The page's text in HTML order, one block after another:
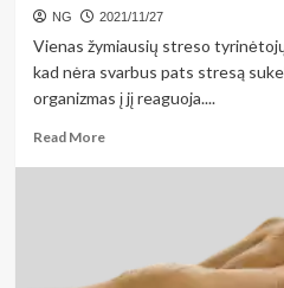
NG 2021/11/27
Vienas žymiausių streso
kad nėra svarbus pats stresą
organizmas į jį reaguoja....
Read MoreRead